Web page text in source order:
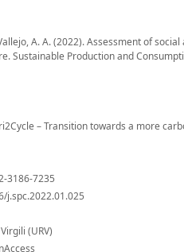
A. A. (2022). Assessment of
Sustainable Production and
– Transition towards a more
3186-7235
j.spc.2022.01.025
(URV)